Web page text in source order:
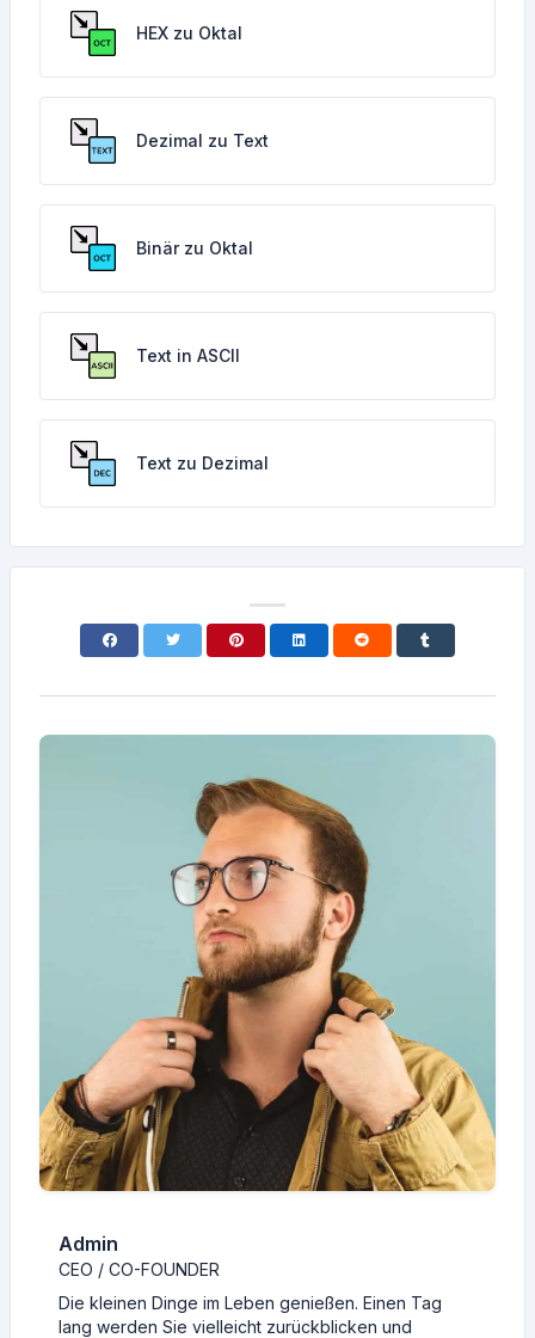
HEX zu Oktal
Dezimal zu Text
Binär zu Oktal
Text in ASCII
Text zu Dezimal
Admin
CEO / CO-FOUNDER
Die kleinen Dinge im Leben genießen. Einen Tag
lang werden Sie vielleicht zurückblicken und